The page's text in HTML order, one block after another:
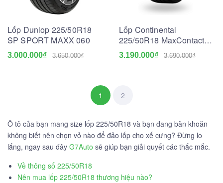
Lốp Dunlop 225/50R18
SP SPORT MAXX 060
3.000.000₫ 3.650.000₫
Lốp Continental
225/50R18 MaxContact
MC6
3.190.000₫ 3.690.000₫
1 2
Ô tô của bạn mang size lốp 225/50R18 và bạn đang băn khoăn
không biết nên chọn vỏ nào để đảo lốp cho xế cưng? Đừng lo
lắng, ngay sau đây G7Auto sẽ giúp bạn giải quyết các thắc mắc.
Về thông số 225/50R18
Nên mua lốp 225/50R18 thương hiệu nào?